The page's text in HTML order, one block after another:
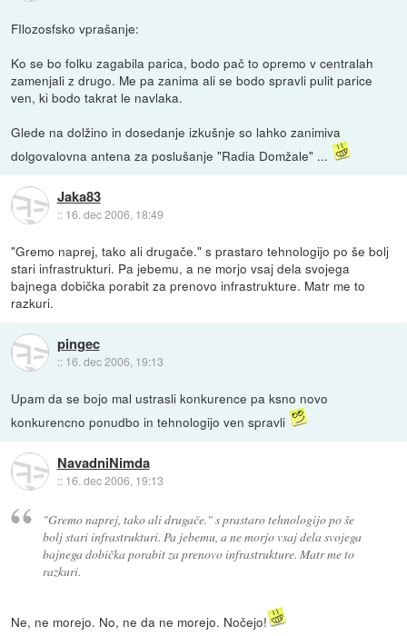
FIlozosfsko vprašanje:
Ko se bo folku zagabila parica, bodo pač to opremo v centralah
zamenjali z drugo. Me pa zanima ali se bodo spravli pulit parice
ven, ki bodo takrat le navlaka.
Glede na dolžino in dosedanje izkušnje so lahko zanimiva
dolgovalovna antena za poslušanje "Radia Domžale" ...
Jaka83
:: 16. dec 2006, 18:49
"Gremo naprej, tako ali drugače." s prastaro tehnologijo po še bolj
stari infrastrukturi. Pa jebemu, a ne morjo vsaj dela svojega
bajnega dobička porabit za prenovo infrastrukture. Matr me to
razkuri.
pingec
:: 16. dec 2006, 19:13
Upam da se bojo mal ustrasli konkurence pa ksno novo
konkurencno ponudbo in tehnologijo ven spravli
NavadniNimda
:: 16. dec 2006, 19:13
"Gremo naprej, tako ali drugače." s prastaro tehnologijo po še
bolj stari infrastrukturi. Pa jebemu, a ne morjo vsaj dela svojega
bajnega dobička porabit za prenovo infrastrukture. Matr me to
razkuri.
Ne, ne morejo. No, ne da ne morejo. Nočejo!